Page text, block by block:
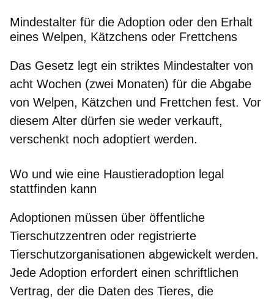
Mindestalter für die Adoption oder den Erhalt
eines Welpen, Kätzchens oder Frettchens
Das Gesetz legt ein striktes Mindestalter von
acht Wochen (zwei Monaten) für die Abgabe
von Welpen, Kätzchen und Frettchen fest. Vor
diesem Alter dürfen sie weder verkauft,
verschenkt noch adoptiert werden.
Wo und wie eine Haustieradoption legal
stattfinden kann
Adoptionen müssen über öffentliche
Tierschutzzentren oder registrierte
Tierschutzorganisationen abgewickelt werden.
Jede Adoption erfordert einen schriftlichen
Vertrag, der die Daten des Tieres, die